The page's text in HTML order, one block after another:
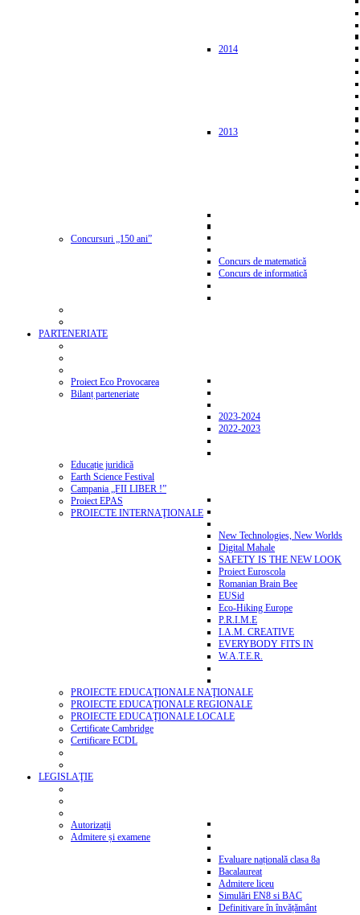
2014
2013
Concursuri „150 ani”
Concurs de matematică
Concurs de informatică
PARTENERIATE
Proiect Eco Provocarea
Bilanț parteneriate
2023-2024
2022-2023
Educație juridică
Earth Science Festival
Campania „FII LIBER !”
Proiect EPAS
PROIECTE INTERNAŢIONALE
New Technologies, New Worlds
Digital Mahale
SAFETY IS THE NEW LOOK
Proiect Euroscola
Romanian Brain Bee
EUSid
Eco-Hiking Europe
P.R.I.M.E
I.A.M. CREATIVE
EVERYBODY FITS IN
W.A.T.E.R.
PROIECTE EDUCAŢIONALE NAŢIONALE
PROIECTE EDUCAŢIONALE REGIONALE
PROIECTE EDUCAŢIONALE LOCALE
Certificate Cambridge
Certificare ECDL
LEGISLAŢIE
Autorizații
Admitere și examene
Evaluare națională clasa 8a
Bacalaureat
Admitere liceu
Simulări EN8 si BAC
Definitivare în învățământ